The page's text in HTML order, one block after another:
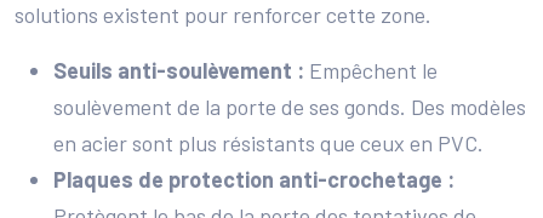
solutions existent pour renforcer cette zone.
Seuils anti-soulèvement : Empêchent le
soulèvement de la porte de ses gonds. Des modèles
en acier sont plus résistants que ceux en PVC.
Plaques de protection anti-crochetage :